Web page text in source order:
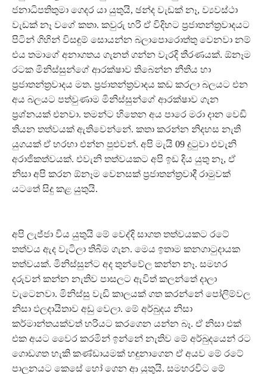
ජනාධිපතිතුමා ගෙදර යා යුතුයි, ඡන්ද වැඩක් නෑ, ව්‍යවස්ථා
වැඩක් නෑ වගේ කතා. කවුරු හරි ඒ විදිහට ප්‍රජාතන්ත්‍රවාදයට
පිටින් ගිහින් විසඳුම් සොයන්න බලාපොරොත්තු වෙනවා නම්
එය තමාගේ අනාගතය ගැනත් ගන්න වැරදි තීරණයක්. ඕනෑම
රටක මිනිස්සුන්ගේ ආරක්ෂාව තිබෙන්න නීතිය හා
ප්‍රජාතන්ත්‍රවාදය මත. ප්‍රජාතන්ත්‍රවාදය කඩ කරලා බලයට එන
අය බලයට පත්වුණාම මිනිස්සුන්ගේ ආරක්ෂාව ගැන
ප්‍රශ්නයක් එනවා. තමන්ට හිතෙන අය පාරෙ මරා දාන වෙඩි
තියන තත්වයක් ඇතිවෙන්නේ. කතා කරන්න නිදහස නැති
යුගයක් ඒ හරහා එන්න පුළුවන්. අපි මැයි 09 දුටුවා එවැනි
අරාජිකත්වයක්. එවැනි තත්වයකට අපි ඉඩ දිය යුතු නෑ, ඒ
නිසා අපි කරන ඕනෑම වෙනසක් ප්‍රජාතන්ත්‍රවාදී රාමුවක්
යටතේ සිදු කළ යුතුයි.
අපි ලැජ්ජා විය යුතුයි මේ වෙද්දි සාගත තත්වයකට රටේ
තත්වය ඇද වැටිලා තිබීම ගැන. මෙය ඉතාම කනගාටුදායක
තත්වයක්. මිනිස්සුන්ට අද තුන්වේල කන්න නෑ. සමහර
දරුවන් කන්න නැතිව පාසලට ඇවිත් කලන්තේ දාලා
වැටෙනවා. මිනිස්සු වැඩි කාලයක් ගත කරන්නේ පෝලිම්වල
නිසා ඵලදායිතාව අඩු වෙලා. මේ අර්බුදය නිසා
කර්මාන්තයක්වත් හරියට කරගෙන යන්න බෑ. ඒ නිසා එක්
එක අයට වෛර කරමින් ඉන්නේ නැතිව මේ අර්බුදයෙන් රට
ගොඩගත හැකි කණ්ඩායමක් හඳුනාගෙන ඒ අයව මේ රටේ
පාලනයට කෙසේ හෝ ගෙන ආ යුතුයි. සමහරවිට මේ